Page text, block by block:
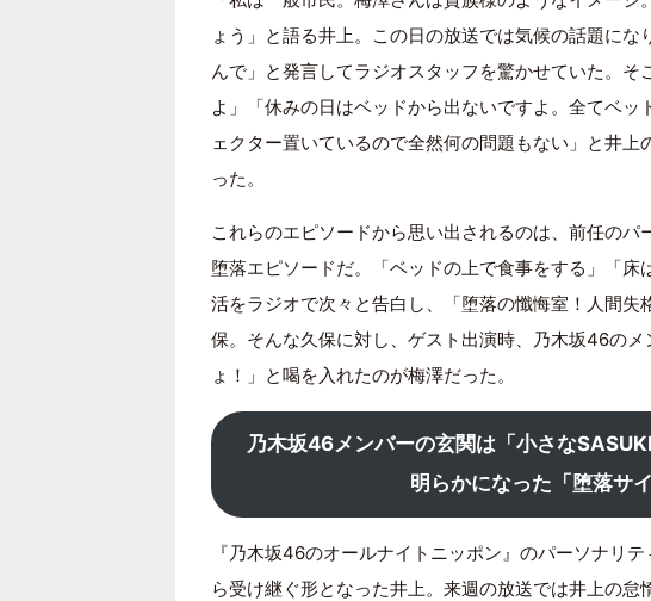
ょう」と語る井上。この日の放送では気候の話題に
んで」と発言してラジオスタッフを驚かせていた。
よ」「休みの日はベッドから出ないですよ。全てベ
ェクター置いているので全然何の問題もない」と井
った。
これらのエピソードから思い出されるのは、前任の
堕落エピソードだ。「ベッドの上で食事をする」「
活をラジオで次々と告白し、「堕落の懺悔室！人間失
保。そんな久保に対し、ゲスト出演時、乃木坂46の
ょ！」と喝を入れたのが梅澤だった。
乃木坂46メンバーの玄関は「小さな
明らかになった「堕落サ
『乃木坂46のオールナイトニッポン』のパーソナリ
ら受け継ぐ形となった井上。来週の放送では井上の